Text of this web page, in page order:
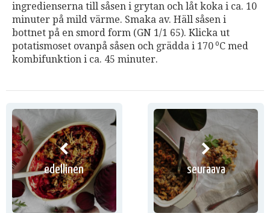
ingredienserna till såsen i grytan och låt koka i ca. 10
minuter på mild värme. Smaka av. Häll såsen i
bottnet på en smord form (GN 1/1 65). Klicka ut
potatismoset ovanpå såsen och grädda i 170 oC med
kombifunktion i ca. 45 minuter.
edellinen seuraava